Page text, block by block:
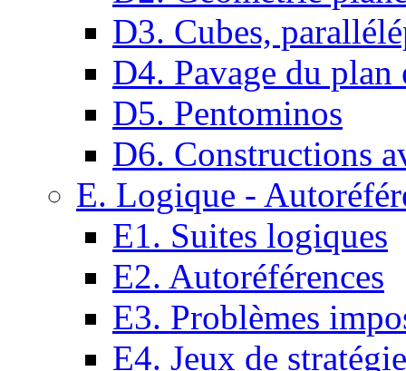
D3. Cubes,
D4. Pavage du plan
D5. Pentominos
D6. Constructions
E. Logique -
E1. Suites logiques
E2. Autoréférences
E3. Problèmes
E4. Jeux de stratégie